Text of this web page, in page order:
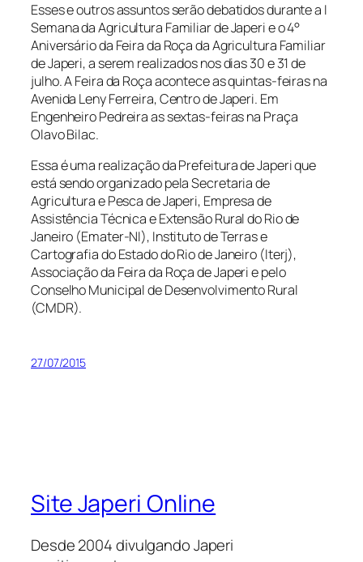
Esses e outros assuntos serão debatidos durante a I
Semana da Agricultura Familiar de Japeri e o 4°
Aniversário da Feira da Roça da Agricultura Familiar
de Japeri, a serem realizados nos dias 30 e 31 de
julho. A Feira da Roça acontece as quintas-feiras na
Avenida Leny Ferreira, Centro de Japeri. Em
Engenheiro Pedreira as sextas-feiras na Praça
Olavo Bilac.
Essa é uma realização da Prefeitura de Japeri que
está sendo organizado pela Secretaria de
Agricultura e Pesca de Japeri, Empresa de
Assistência Técnica e Extensão Rural do Rio de
Janeiro (Emater-NI), Instituto de Terras e
Cartografia do Estado do Rio de Janeiro (Iterj),
Associação da Feira da Roça de Japeri e pelo
Conselho Municipal de Desenvolvimento Rural
(CMDR).
27/07/2015
Site Japeri Online
Desde 2004 divulgando Japeri